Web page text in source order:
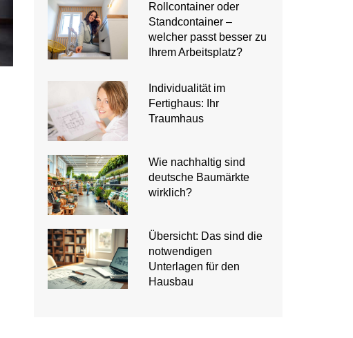
Rollcontainer oder
Standcontainer –
welcher passt besser zu
Ihrem Arbeitsplatz?
Individualität im
Fertighaus: Ihr
Traumhaus
Wie nachhaltig sind
deutsche Baumärkte
wirklich?
Übersicht: Das sind die
notwendigen
Unterlagen für den
Hausbau